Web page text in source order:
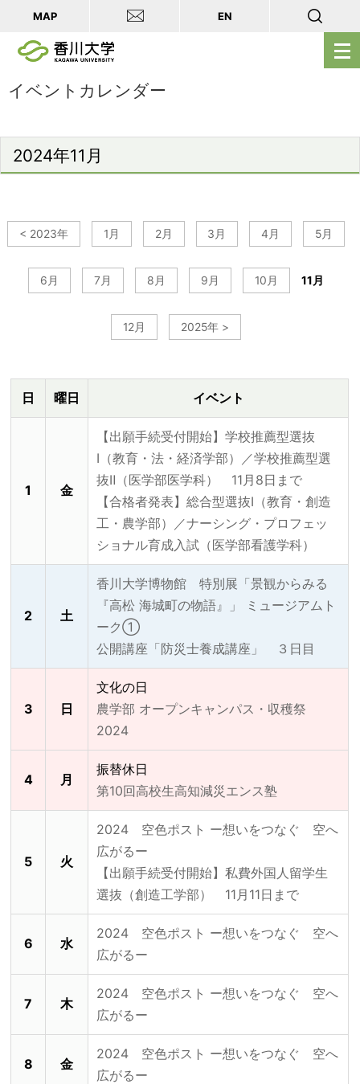
メ
ニ
く
MAP EN
イベントカレンダー
2024年11月
< 2023年 1月 2月 3月 4月 5月
6月 7月 8月 9月 10月 11月
12月 2025年 >
日 曜日 イベント
1 金
【出願手続受付開始】学校推薦型選抜
Ⅰ（教育・法・経済学部）／学校推薦型選
抜Ⅱ（医学部医学科） 11月8日まで
【合格者発表】総合型選抜Ⅰ（教育・創造
工・農学部）／ナーシング・プロフェッ
ショナル育成入試（医学部看護学科）
2 土
香川大学博物館 特別展「景観からみる
『高松 海城町の物語』」 ミュージアムト
ーク①
公開講座「防災士養成講座」 ３日目
3 日
文化の日
農学部 オープンキャンパス・収穫祭
2024
4 月
振替休日
第10回高校生高知減災エンス塾
5 火
2024 空色ポスト ー想いをつなぐ 空へ
広がるー
【出願手続受付開始】私費外国人留学生
選抜（創造工学部） 11月11日まで
6 水
2024 空色ポスト ー想いをつなぐ 空へ
広がるー
7 木
2024 空色ポスト ー想いをつなぐ 空へ
広がるー
8 金
2024 空色ポスト ー想いをつなぐ 空へ
広がるー